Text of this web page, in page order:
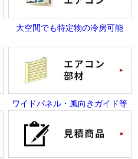
大空間でも特定物の冷房可能
ワイドパネル・風向きガイド等